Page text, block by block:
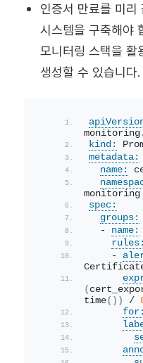
인증서 만료를 미리
시스템을 구축해야
모니터링 스택을
생성할 수 있습니다.
kind:
metadata:
name:
monitoring
spec:
groups:
  -
name:
rules:
    -
(
time( ) ) /
for: